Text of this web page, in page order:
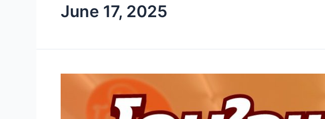
June 17, 2025